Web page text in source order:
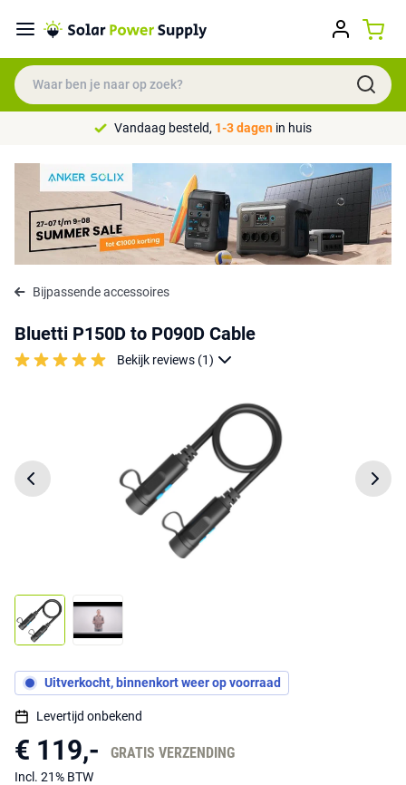
Vandaag besteld, 1-3 dagen in huis
Bijpassende accessoires
Bluetti P150D to P090D Cable
Bekijk reviews (1)
Uitverkocht, binnenkort weer op voorraad
Levertijd onbekend
€ 119,- GRATIS VERZENDING
Incl. 21% BTW